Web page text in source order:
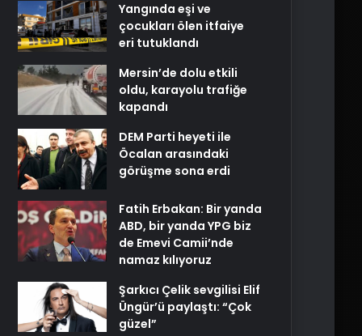
Yangında eşi ve
çocukları ölen itfaiye
eri tutuklandı
Mersin’de dolu etkili
oldu, karayolu trafiğe
kapandı
DEM Parti heyeti ile
Öcalan arasındaki
görüşme sona erdi
Fatih Erbakan: Bir yanda
ABD, bir yanda YPG biz
de Emevi Camii’nde
namaz kılıyoruz
Şarkıcı Çelik sevgilisi Elif
Üngür’ü paylaştı: “Çok
güzel”